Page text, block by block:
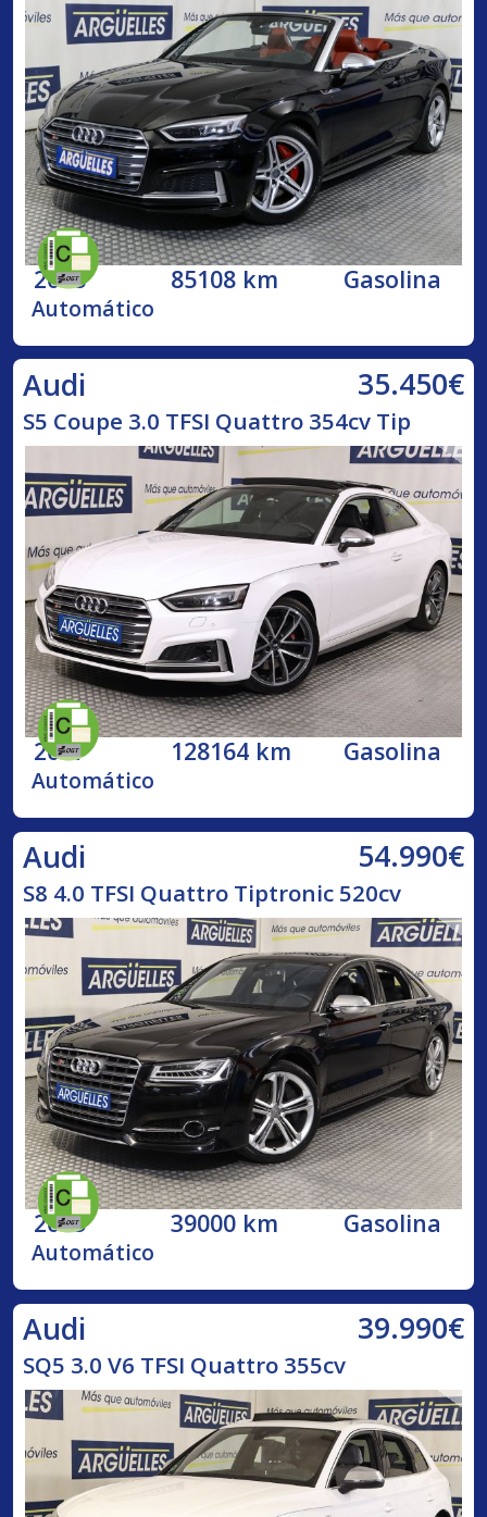
2018 85108 km Gasolina
Automático
Audi 35.450€
S5 Coupe 3.0 TFSI Quattro 354cv Tip
2017 128164 km Gasolina
Automático
Audi 54.990€
S8 4.0 TFSI Quattro Tiptronic 520cv
2015 39000 km Gasolina
Automático
Audi 39.990€
SQ5 3.0 V6 TFSI Quattro 355cv